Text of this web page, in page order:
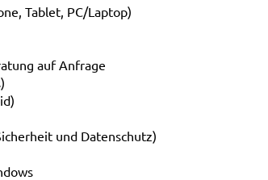
Tablet, PC/Laptop)
auf Anfrage
und Datenschutz)